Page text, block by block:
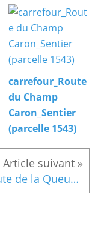
carrefour_Route
du Champ
Caron_Sentier
(parcelle 1543)
carrefour_Route de la Queue d'Ham_Sentier (parcelle 1162)